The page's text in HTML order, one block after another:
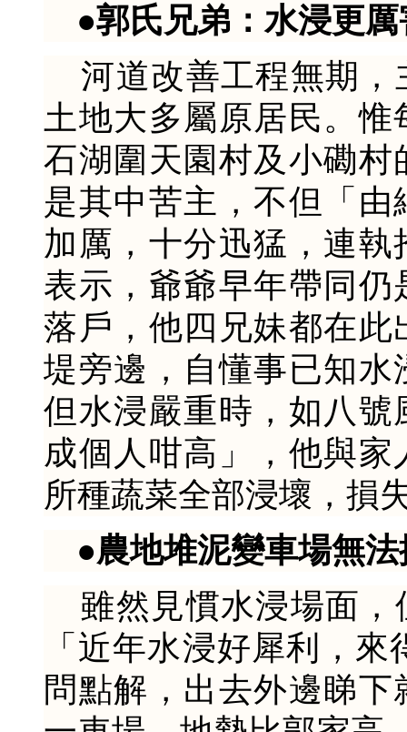
●郭氏兄弟：水浸更厲
河道改善工程無期，
土地大多屬原居民。
石湖圍天園村及小磡
是其中苦主，不但「
加厲，十分迅猛，連
表示，爺爺早年帶同
落戶，他四兄妹都在
堤旁邊，自懂事已知
但水浸嚴重時，如八
成個人咁高」，他與
所種蔬菜全部浸壞，損
●農地堆泥變車場無
雖然見慣水浸場面，
「近年水浸好犀利，
問點解，出去外邊睇